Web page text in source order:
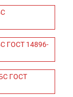
ГОСТ 14896-
ГОСТ